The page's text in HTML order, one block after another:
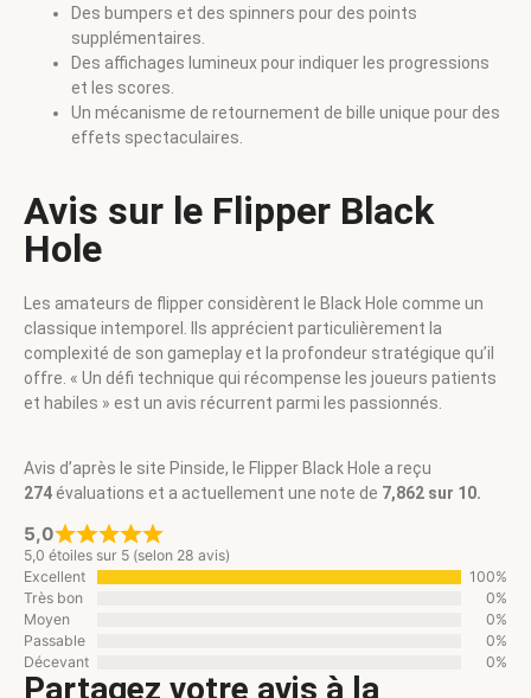
Des bumpers et des spinners pour des points
supplémentaires.
Des affichages lumineux pour indiquer les progressions
et les scores.
Un mécanisme de retournement de bille unique pour des
effets spectaculaires.
Avis sur le Flipper Black
Hole
Les amateurs de flipper considèrent le Black Hole comme un
classique intemporel. Ils apprécient particulièrement la
complexité de son gameplay et la profondeur stratégique qu’il
offre. « Un défi technique qui récompense les joueurs patients
et habiles » est un avis récurrent parmi les passionnés.
Avis d’après le site Pinside, le Flipper Black Hole a reçu
274 évaluations et a actuellement une note de 7,862 sur 10.
5,0
5,0 étoiles sur 5 (selon 28 avis)
Excellent
100%
Très bon
0%
Moyen
0%
Passable
0%
Décevant
0%
Partagez votre avis à la